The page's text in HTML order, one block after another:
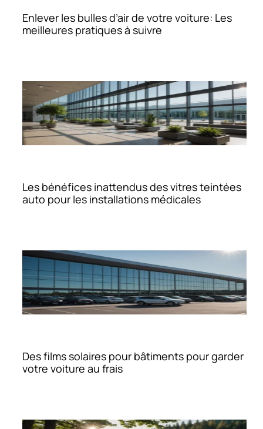
Enlever les bulles d’air de votre voiture: Les
meilleures pratiques à suivre
Les bénéfices inattendus des vitres teintées
auto pour les installations médicales
Des films solaires pour bâtiments pour garder
votre voiture au frais